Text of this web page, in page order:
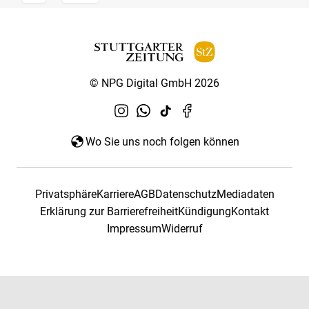
© NPG Digital GmbH 2026
Wo Sie uns noch folgen können
PrivatsphäreKarriereAGBDatenschutzMediadaten
Erklärung zur BarrierefreiheitKündigungKontakt
ImpressumWiderruf